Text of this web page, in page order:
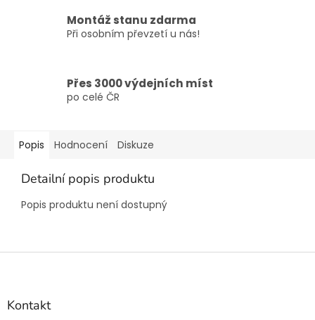
Montáž stanu zdarma
Při osobním převzetí u nás!
Přes 3000 výdejních míst
po celé ČR
Popis Hodnocení Diskuze
Detailní popis produktu
Popis produktu není dostupný
Z
Kontakt